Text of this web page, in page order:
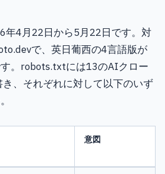
年4月22日から5月22日です。対
で、英日葡西の4言語版が
。robots.txtには13のAIクロー
、それぞれに対して以下のいず
意図